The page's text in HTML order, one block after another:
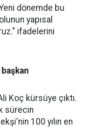
dönemde bu
yapısal
ifadelerini
Koç kürsüye çıktı.
sürecin
100 yılın en